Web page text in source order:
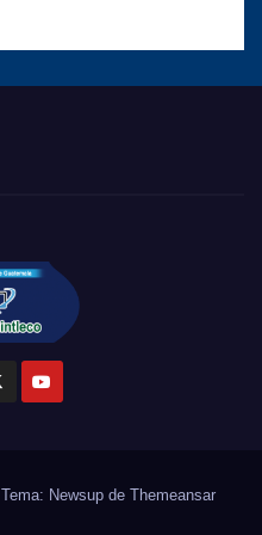
Tema: Newsup de Themeansar